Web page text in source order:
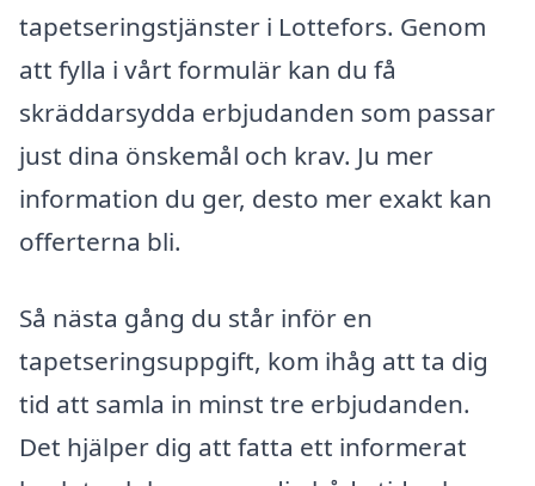
tapetseringstjänster i Lottefors. Genom
att fylla i vårt formulär kan du få
skräddarsydda erbjudanden som passar
just dina önskemål och krav. Ju mer
information du ger, desto mer exakt kan
offerterna bli.
Så nästa gång du står inför en
tapetseringsuppgift, kom ihåg att ta dig
tid att samla in minst tre erbjudanden.
Det hjälper dig att fatta ett informerat